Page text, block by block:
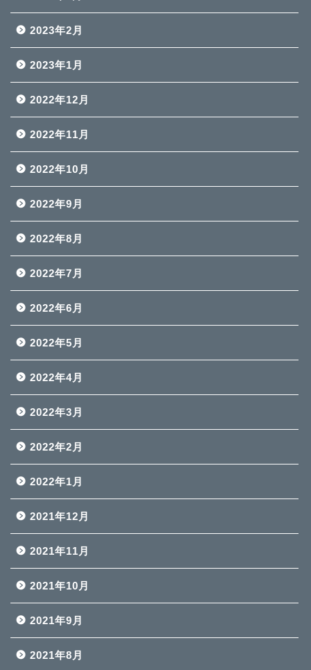
2023年2月
2023年1月
2022年12月
2022年11月
2022年10月
2022年9月
2022年8月
2022年7月
2022年6月
2022年5月
2022年4月
2022年3月
2022年2月
2022年1月
2021年12月
2021年11月
2021年10月
2021年9月
2021年8月